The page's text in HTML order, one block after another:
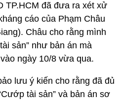
TP.HCM đã đưa ra xét xử
cáo của Phạm Châu
Châu cho rằng mình
sản” như bản án mà
ngày 10/8 vừa qua.
lưu ý kiến cho rằng đã đủ
tài sản” và bản án sơ